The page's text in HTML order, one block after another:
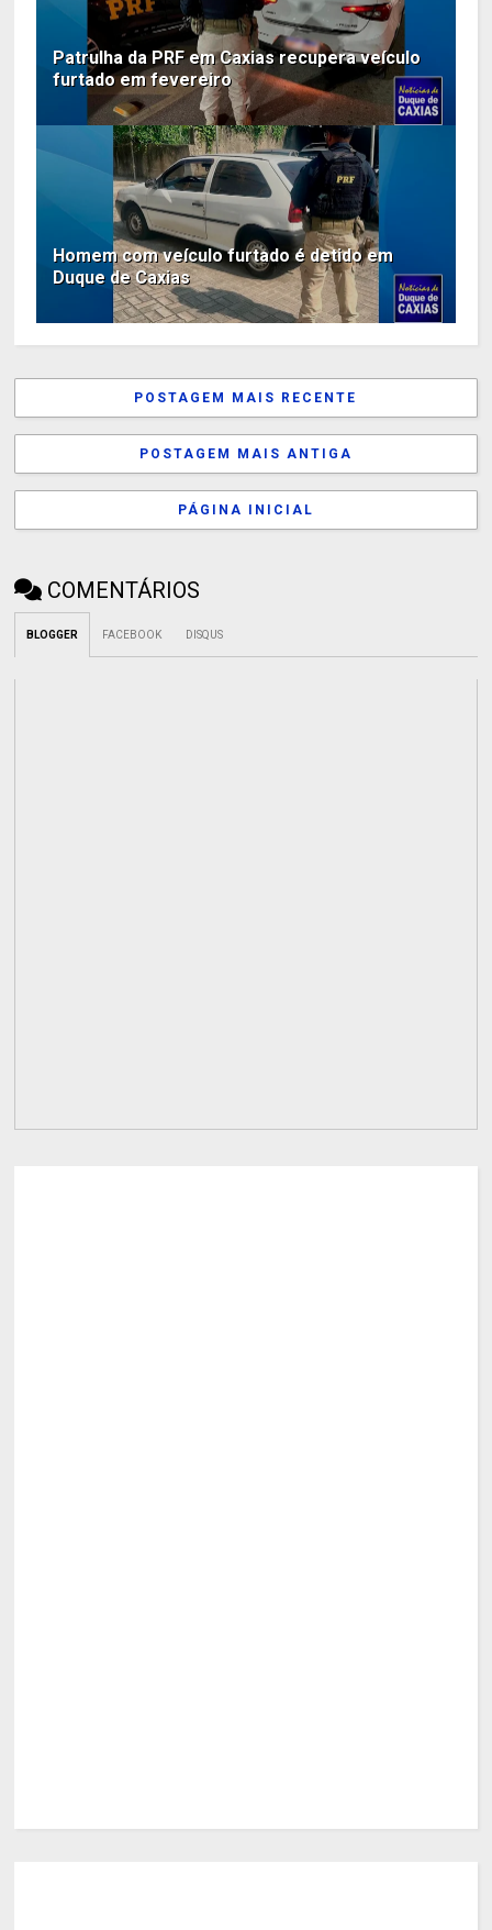
Patrulha da PRF em Caxias recupera veículo
furtado em fevereiro
Homem com veículo furtado é detido em
Duque de Caxias
POSTAGEM MAIS RECENTE
POSTAGEM MAIS ANTIGA
PÁGINA INICIAL
COMENTÁRIOS
BLOGGER FACEBOOK DISQUS